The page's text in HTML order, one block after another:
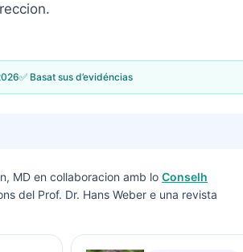
✅ Basat sus d’evidéncias
MD en collaboracion amb lo Conselh
del Prof. Dr. Hans Weber e una revista